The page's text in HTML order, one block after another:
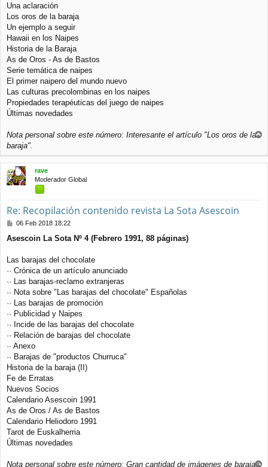
Una aclaración
Los oros de la baraja
Un ejemplo a seguir
Hawaii en los Naipes
Historia de la Baraja
As de Oros - As de Bastos
Serie temática de naipes
El primer naipero del mundo nuevo
Las culturas precolombinas en los naipes
Propiedades terapéuticas del juego de naipes
Últimas novedades
Nota personal sobre este número: Interesante el artículo "Los oros de la
baraja".
i
rave
Moderador Global
Re: Recopilación contenido revista La Sota Asescoin
M
n
a
j
e
06 Feb 2018 18:22
Asescoin La Sota Nº 4 (Febrero 1991, 88 páginas)
Las barajas del chocolate
·· Crónica de un artículo anunciado
·· Las barajas-reclamo extranjeras
·· Nota sobre "Las barajas del chocolate" Españolas
·· Las barajas de promoción
·· Publicidad y Naipes
·· Incide de las barajas del chocolate
·· Relación de barajas del chocolate
·· Anexo
·· Barajas de "productos Churruca"
Historia de la baraja (II)
Fe de Erratas
Nuevos Socios
Calendario Asescoin 1991
As de Oros / As de Bastos
Calendario Heliodoro 1991
Tarot de Euskalherria
Últimas novedades
Nota personal sobre este número: Gran cantidad de imágenes de barajas